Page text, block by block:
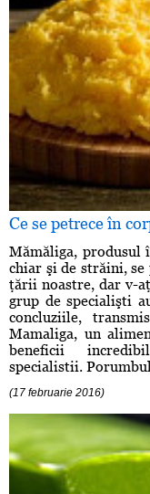
Ce se petrece în
Mămăliga,
chiar şi de străini, se
ţării noastre, dar v-
grup de specialişti
concluziile,
Mamaliga, un
beneficii
specialistii.
(17 februarie 2016)